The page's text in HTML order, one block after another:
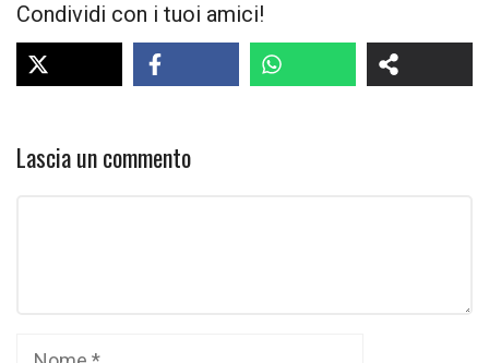
Condividi con i tuoi amici!
Lascia un commento